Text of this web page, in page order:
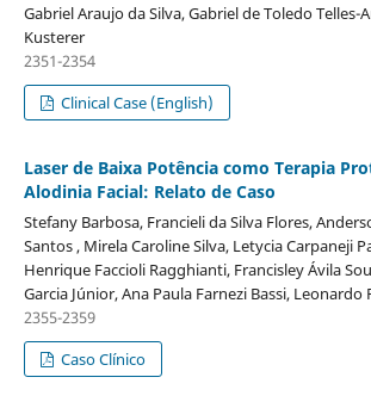
Gabriel Araujo da Silva, Gabriel de Toledo Telles-
Kusterer
2351-2354
Clinical Case (English)
Laser de Baixa Potência como Terapia
Alodinia Facial: Relato de Caso
Stefany Barbosa, Francieli da Silva Flores,
Santos , Mirela Caroline Silva, Letycia Carpaneji
Henrique Faccioli Ragghianti, Francisley Ávila
Garcia Júnior, Ana Paula Farnezi Bassi, Leonardo
2355-2359
Caso Clínico